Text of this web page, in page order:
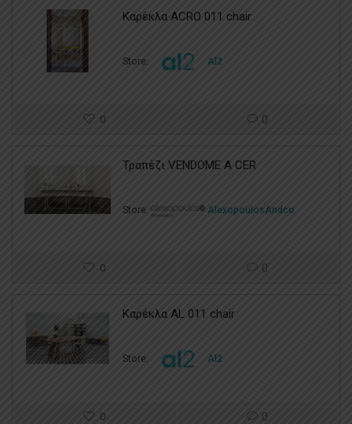
Καρέκλα ACRO 011 chair
Store: Al2
0 0
Τραπέζι VENDOME A CER
Store: AlexopoulosAndco
0 0
Καρέκλα AL 011 chair
Store: Al2
0 0